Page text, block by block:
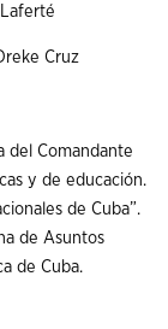
Cruz
del Comandante
y de educación.
de Cuba”.
de Asuntos
de Cuba.